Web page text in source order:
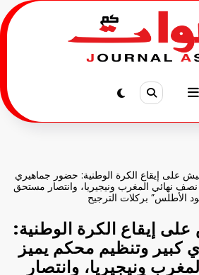
على إيقاع الكرة الوطنية: حضور جماهيري
نهائي المغرب ونيجيريا، وانتصار مستحق
الأطلس” بركلات الترجيح
إيقاع الكرة الوطنية:
وتنظيم محكم يميز
ونيجيريا، وانتصار